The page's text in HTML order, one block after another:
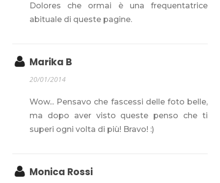
Dolores che ormai è una frequentatrice
abituale di queste pagine.
Marika B
20/01/2014
Wow... Pensavo che fascessi delle foto belle,
ma dopo aver visto queste penso che ti
superi ogni volta di più! Bravo! :)
Monica Rossi